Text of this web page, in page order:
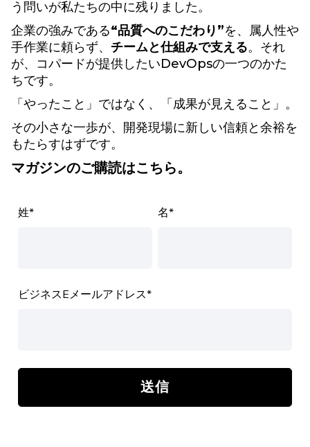
う問いが私たちの中に残りました。
企業の強みである“品質へのこだわり”を、属人性や
手作業に頼らず、 チームと仕組みで支える。それ
が、コパードが提供したいDevOpsの一つのかた
ちです。
「やったこと」ではなく、「成果が見えること」。
その小さな一歩が、開発現場に新しい信頼と余裕を
もたらすはずです。
マガジンのご購読はこちら。